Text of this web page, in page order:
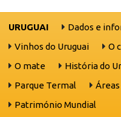
URUGUAI
Dados e
Vinhos do Uruguai
O
O mate
História do
Parque Termal
Património Mundial